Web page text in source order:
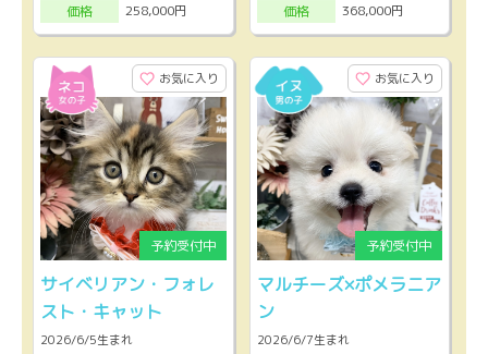
価格
258,000円
価格
368,000円
お気に入り
サイベリアン・フォレ
スト・キャット
2026/6/5生まれ
お気に入り
マルチーズ×ポメラニア
ン
2026/6/7生まれ